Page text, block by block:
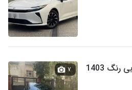
پژو۲۰۷ دنده سقف فلز Tu5بی رنگ 1403
۷